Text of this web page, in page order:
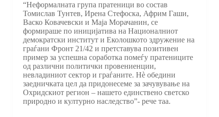
“Неформалната група пратеници во состав
Томислав Тунтев, Ирена Стефоска, Африм Гаши,
Васко Ковачевски и Маја Морачанин, се
формираше по иницијатива на Националниот
демократски институт и Еколошкото здружение на
граѓани Фронт 21/42 и претставува позитивен
пример за успешна соработка помеѓу пратениците
од различни политички провениенции,
невладиниот сектор и граѓаните. Нѐ обедини
заедничката цел да придонесеме за зачувување на
Охридскиот регион – нашето единствено светско
природно и културно наследство”- рече таа.